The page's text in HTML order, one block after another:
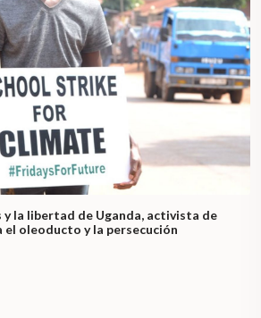
y la libertad de Uganda, activista de
el oleoducto y la persecución